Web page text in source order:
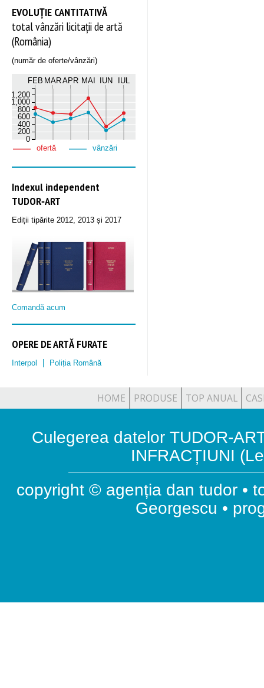
EVOLUȚIE CANTITATIVĂ
total vânzări licitații de artă
(România)
(număr de oferte/vânzări)
FEB MARAPR MAI IUN IUL
0
200
400
600
800
1,000
1,200
ofertă vânzări
Indexul independent
TUDOR‑ART
Ediții tipărite 2012, 2013 și 2017
Comandă acum
OPERE DE ARTĂ FURATE
Interpol Poliția Română
HOME PRODUSE TOP ANUAL
Culegerea datelor TUDOR-
INFRACȚIUNI
copyright © agenția dan tudor •
Georgescu •